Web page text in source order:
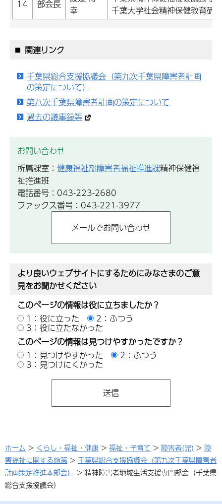
14
部会長
幸
千葉大学社会精神保健教育研
関連リンク
千葉県総合支援協議会（第九次千葉県障害者計画
の策定について）
第八次千葉県障害者計画の策定について
過去の議事録等
お問い合わせ
所属課室： 健康福祉部障害者福祉推進課精神保健福
祉推進班
電話番号：043-223-2680
ファックス番号：043-221-3977
より良いウェブサイトにするためにみなさまのご意
見をお聞かせください
このページの情報は役に立ちましたか？
1：役に立った
2：ふつう
3：役に立たなかった
このページの情報は見つけやすかったですか？
1：見つけやすかった
2：ふつう
3：見つけにくかった
ホーム > くらし・福祉・健康 > 福祉・子育て > 障害者(児) > 障
害福祉に関する施策 > 千葉県総合支援協議会（第九次千葉県障害者
計画策定推進本部会）
> 精神障害者地域生活支援専門部会（千葉県
総合支援協議会）